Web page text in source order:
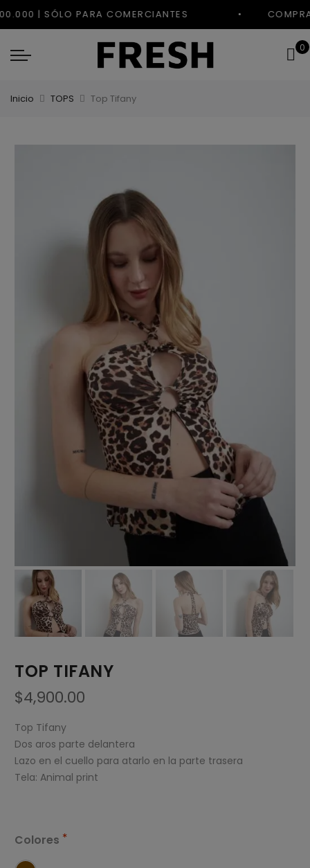
| SÓLO PARA COMERCIANTES
0
Inicio TOPS Top Tifany
TOP TIFANY
$4,900.00
Top Tifany
Dos aros parte delantera
Lazo en el cuello para atarlo en la parte trasera
Tela: Animal print
Colores